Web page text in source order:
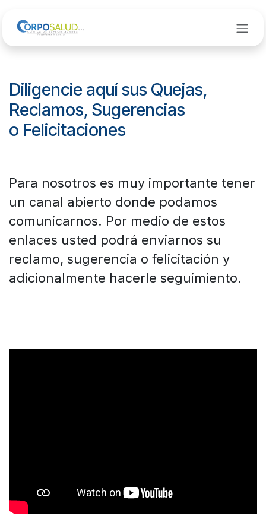
Diligencie aquí sus Quejas,
Reclamos, Sugerencias
o Felicitaciones
Para nosotros es muy importante tener
un canal abierto donde podamos
comunicarnos. Por medio de estos
enlaces usted podrá enviarnos su
reclamo, sugerencia o felicitación y
adicionalmente hacerle seguimiento.